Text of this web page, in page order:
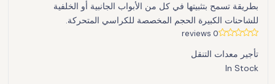
بطريقة تسمح بتثبيتها في كل من الأبواب الجانبية أو الخلفية
للشاحنات الكبيرة الحجم المخصصة للكراسي المتحركة.
0 reviews
تأجير معدات التنقل
In Stock